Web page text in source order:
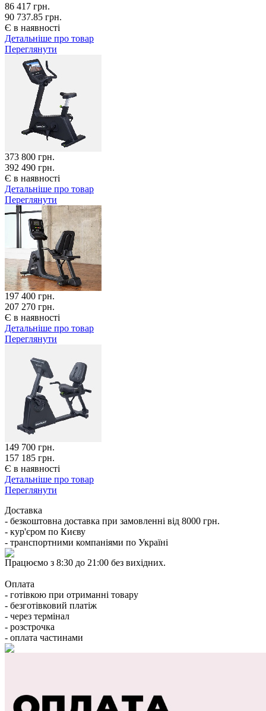
86 417 грн.
90 737.85 грн.
Є в наявності
Детальніше про товар
Переглянути
373 800 грн.
392 490 грн.
Є в наявності
Детальніше про товар
Переглянути
197 400 грн.
207 270 грн.
Є в наявності
Детальніше про товар
Переглянути
149 700 грн.
157 185 грн.
Є в наявності
Детальніше про товар
Переглянути
Доставка
- безкоштовна доставка при замовленні від 8000 грн.
- кур'єром по Києву
- транспортними компаніями по Україні
Працюємо з 8:30 до 21:00 без вихідних.
Оплата
- готівкою при отриманні товару
- безготівковий платіж
- через термінал
- розстрочка
- оплата частинами